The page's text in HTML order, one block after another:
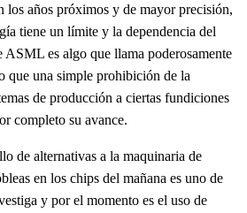
años próximos y de mayor precisión,
tiene un límite y la dependencia del
ASML es algo que llama poderosamente
que una simple prohibición de la
de producción a ciertas fundiciones
completo su avance.
de alternativas a la maquinaria de
en los chips del mañana es uno de
y por el momento es el uso de